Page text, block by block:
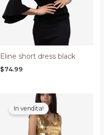
Eline short dress black
$74.99
In vendita!